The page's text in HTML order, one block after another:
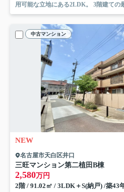
用可能な立地にある2LDK。 3階建ての
中古マンション
NEW
名古屋市天白区井口
三旺マンション第二植田B棟
2,580万円
2階 / 91.02㎡ / 3LDK＋S(納戸) /築43